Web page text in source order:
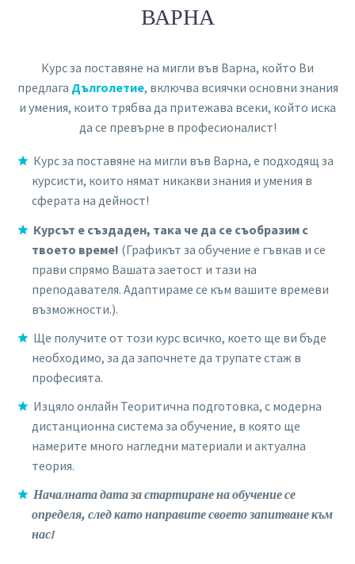
ВАРНА
Курс за поставяне на мигли във Варна, който Ви
предлага Дълголетие, включва всиячки основни знания
и умения, които трябва да притежава всеки, който иска
да се превърне в професионалист!
Курс за поставяне на мигли във Варна, е подходящ за
курсисти, които нямат никакви знания и умения в
сферата на дейност!
Курсът е създаден, така че да се съобразим с
твоето време! (Графикът за обучение е гъвкав и се
прави спрямо Вашата заетост и тази на
преподавателя. Адаптираме се към вашите времеви
възможности.).
Ще получите от този курс всичко, което ще ви бъде
необходимо, за да започнете да трупате стаж в
професията.
Изцяло онлайн Теоритична подготовка, с модерна
дистанционна система за обучение, в която ще
намерите много нагледни материали и актуална
теория.
Началната дата за стартиране на обучение се
определя, след като направите своето запитване към
нас!